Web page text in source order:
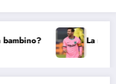
La maglia